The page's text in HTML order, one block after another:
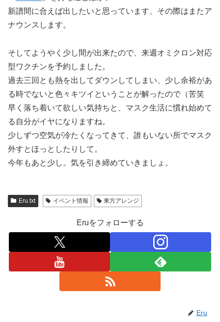
新譜間に合えば出したいと思っています、その際はまたア
ナウンスします。
そしてようやく少し間が出来たので、来週オミクロン対応
型ワクチンを予約しました。
過去三回とも熱を出してダウンしてしまい、少し余裕があ
る時でないと色々キツイということが解ったので（苦笑
早く落ち着いて欲しい気持ちと、マスク生活に慣れ始めて
る自分がイヤになりますね。
少しずつ空気が冷たくなってきて、誰もいない所でマスク
外すとほっとしたりして。
今年もあと少し。気を引き締めていきましょ。
Eru.txt イベント情報 東方アレンジ
Eruをフォローする
Eru